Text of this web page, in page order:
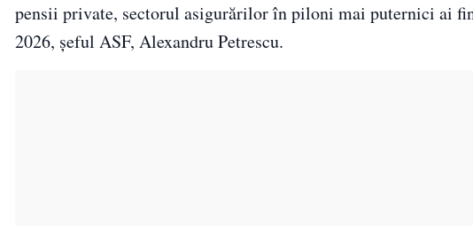
pensii private, sectorul asigurărilor în piloni mai puternici ai
2026, șeful ASF, Alexandru Petrescu.